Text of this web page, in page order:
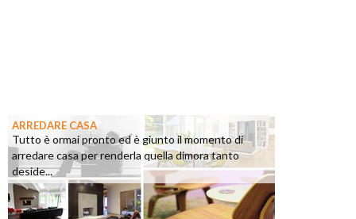
ARREDARE CASA
Tutto è ormai pronto ed è giunto il momento di
arredare casa per renderla quella dimora tanto
deside...